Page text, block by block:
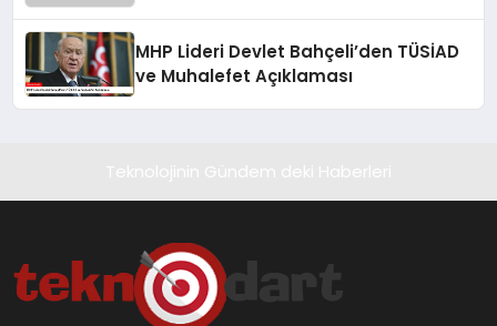
MHP Lideri Devlet Bahçeli’den TÜSİAD
ve Muhalefet Açıklaması